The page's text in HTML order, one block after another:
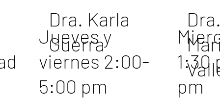
Jueves y
viernes 2:00-
5:00 pm
Dra. Karla
Guerra
1:30
pm